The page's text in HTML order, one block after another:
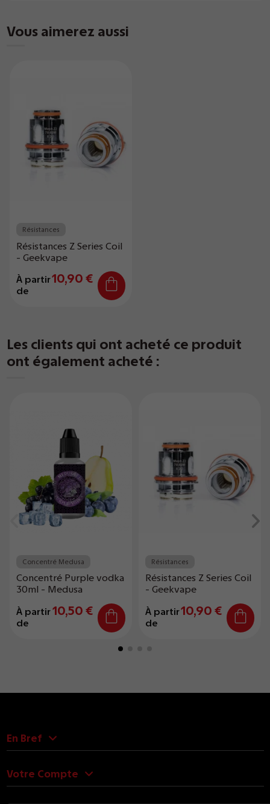
Vous aimerez aussi
Résistances
Résistances Z Series Coil
- Geekvape
À partir
de
10,90 €
Les clients qui ont acheté ce produit
ont également acheté :
Concentré Medusa
Concentré Purple vodka
30ml - Medusa
À partir
de
10,50 €
Résistances
Résistances Z Series Coil
- Geekvape
À partir
de
10,90 €
En Bref
Votre Compte